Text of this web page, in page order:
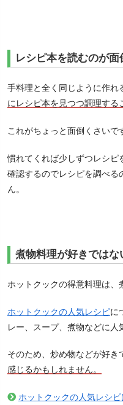
レシピ本を読むのが面
手料理と全く同じように作れ
にレシピ本を見つつ調理する
これがちょっと面倒くさいで
慣れてくれば少しずつレシピ
確認するのでレシピを調べる
ん。
煮物料理が好きではな
ホットクックの得意料理は、
ホットクックの人気レシピに
レー、スープ、煮物などに人
そのため、炒め物などが好き
感じるかもしれません。
ホットクックの人気レシピ